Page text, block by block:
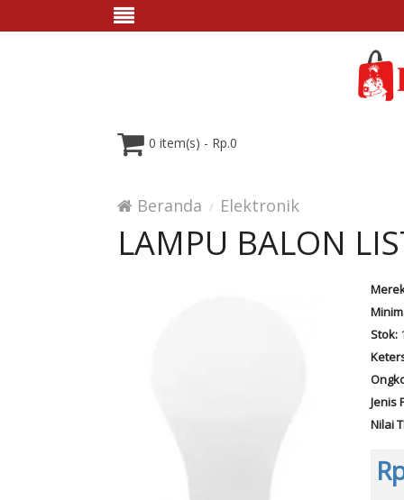
0 item(s) - Rp.0
Beranda Elektronik
LAMPU BALON
Stok:
Jenis
Nilai